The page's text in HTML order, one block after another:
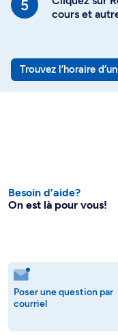
cours et
Trouvez l’horaire
Besoin d’aide?
On est là pour vous!
Poser une question par
courriel